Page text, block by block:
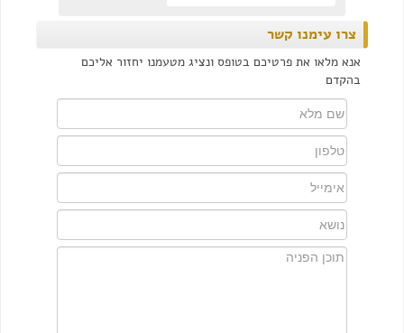
צרו עימנו קשר
אנא מלאו את פרטיכם בטופס ונציג מטעמנו יחזור אליכם
בהקדם